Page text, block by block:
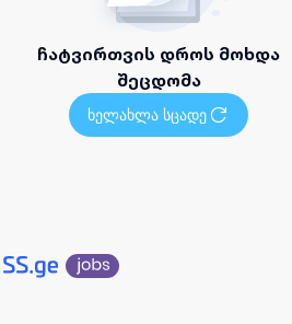
ჩატვირთვის დროს მოხდა
შეცდომა
ხელახლა სცადე